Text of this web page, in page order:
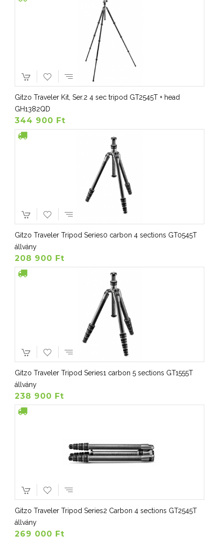
Gitzo Traveler Kit, Ser.2 4 sec tripod GT2545T + head
GH1382QD
344 900 Ft
Gitzo Traveler Tripod Series0 carbon 4 sections GT0545T
állvány
208 900 Ft
Gitzo Traveler Tripod Series1 carbon 5 sections GT1555T
állvány
238 900 Ft
Gitzo Traveler Tripod Series2 Carbon 4 sections GT2545T
állvány
269 000 Ft